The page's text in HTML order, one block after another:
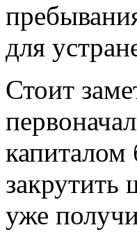
для
Стоит
капиталом
закрутить
уже